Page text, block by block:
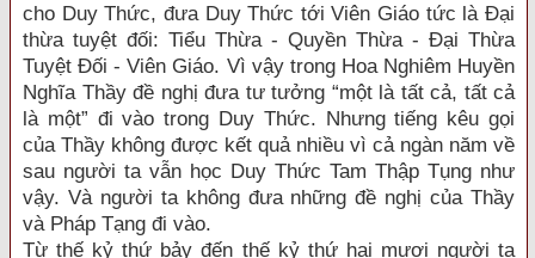
cho Duy Thức, đưa Duy Thức tới Viên Giáo tức là Đại
thừa tuyệt đối: Tiểu Thừa - Quyền Thừa - Đại Thừa
Tuyệt Đối - Viên Giáo. Vì vậy trong Hoa Nghiêm Huyền
Nghĩa Thầy đề nghị đưa tư tưởng “một là tất cả, tất cả
là một” đi vào trong Duy Thức. Nhưng tiếng kêu gọi
của Thầy không được kết quả nhiều vì cả ngàn năm về
sau người ta vẫn học Duy Thức Tam Thập Tụng như
vậy. Và người ta không đưa những đề nghị của Thầy
và Pháp Tạng đi vào.
Từ thế kỷ thứ bảy đến thế kỷ thứ hai mươi người ta